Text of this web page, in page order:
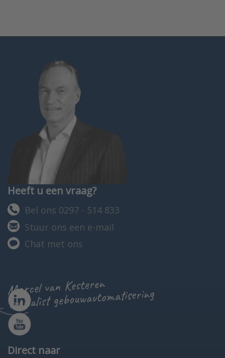
Heeft u een vraag?
Bel ons 0297 - 514 833
Stuur ons een e-mail
Chat met ons
Marcel van Kesteren
specialist gebouwautomatisering
Direct naar